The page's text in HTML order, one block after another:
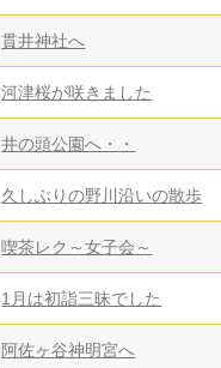
貫井神社へ
河津桜が咲きました
井の頭公園へ・・
久しぶりの野川沿いの散歩
喫茶レク～女子会～
1月は初詣三昧でした
阿佐ヶ谷神明宮へ